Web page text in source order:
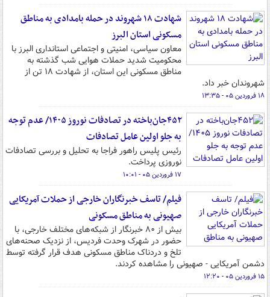
شهادت ۱۸ شهروند در حمله بامدادی به مناطق
مسکونی استان البرز
معاون سیاسی، امنیتی و اجتماعی استانداری البرز با
محکومیت شدید حملات هوایی شب گذشته به
مناطق مسکونی این استان، از شهادت ۱۸ تن از
شهروندان خبر داد.
۱۸ فروردین ۰۵ - ۱۳:۳۵
۴۵۲جان‌باخته در تصادفات نوروز ۱۴۰۵/ عدم توجه
به جلو اولین عامل تصادفات
رئیس پلیس راهور فراجا به تحلیل و بررسی تصادفات
نوروزی پرداخت.
۱۷ فروردین ۰۵ - ۱۰:۰۱
فیلم/ تاسف خبرنگاران خارجی از حملات آمریکایی
صهیونی به مناطق مسکونی
بیش از ۸۰ خبرنگار از شبکه‌های مختلف خارجی، با
حضور در شهرک وحدت فردیس، از نزدیک صحنه‌های
تلخ و دردناک مناطق مسکونی هدف قرار گرفته توسط
دشمن آمریکایی - صهیونی را مشاهده کردند.
۱۵ فروردین ۰۵ - ۱۲:۲۰